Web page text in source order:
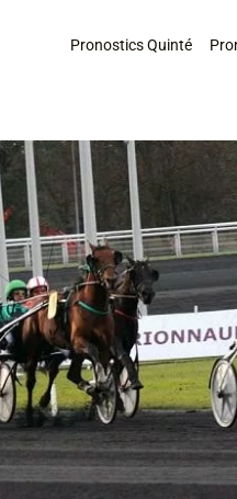
Pronostics Quinté